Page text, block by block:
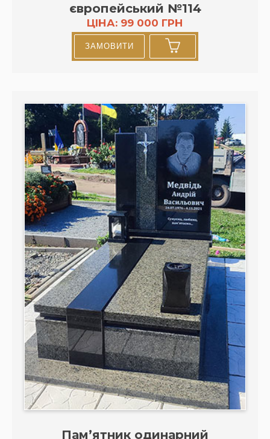
європейський №114
ЦІНА: 99 000 ГРН
ЗАМОВИТИ
Пам’ятник одинарний